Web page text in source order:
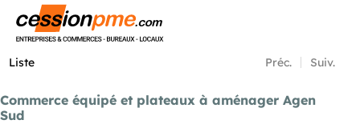
Liste Préc. Suiv.
Commerce équipé et plateaux à aménager Agen
Sud